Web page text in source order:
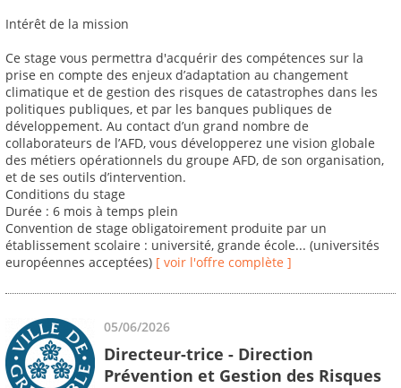
Intérêt de la mission
Ce stage vous permettra d'acquérir des compétences sur la
prise en compte des enjeux d’adaptation au changement
climatique et de gestion des risques de catastrophes dans les
politiques publiques, et par les banques publiques de
développement. Au contact d’un grand nombre de
collaborateurs de l’AFD, vous développerez une vision globale
des métiers opérationnels du groupe AFD, de son organisation,
et de ses outils d’intervention.
Conditions du stage
Durée : 6 mois à temps plein
Convention de stage obligatoirement produite par un
établissement scolaire : université, grande école... (universités
européennes acceptées) [ voir l'offre complète ]
05/06/2026
Directeur-trice - Direction
Prévention et Gestion des Risques